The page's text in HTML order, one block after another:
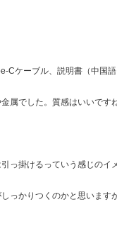
Cケーブル、説明書（中国語
属でした。質感はいいですね
っ掛けるっていう感じのイ
っかりつくのかと思います